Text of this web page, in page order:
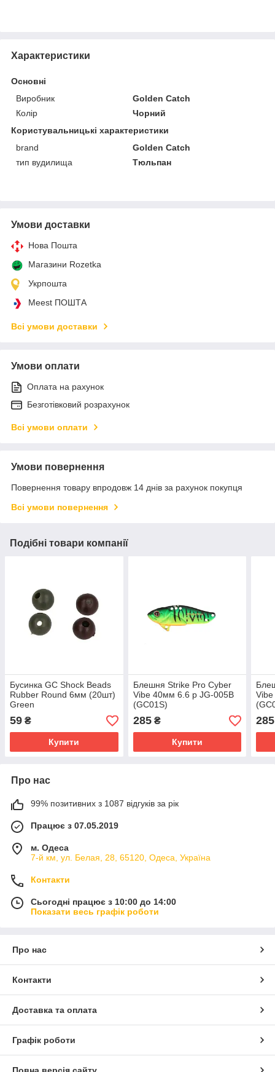
Характеристики
Основні
Виробник
Golden Catch
Колір
Чорний
Користувальницькі характеристики
brand
Golden Catch
тип вудилища
Тюльпан
Умови доставки
Нова Пошта
Магазини Rozetka
Укрпошта
Meest ПОШТА
Всі умови доставки
Умови оплати
Оплата на рахунок
Безготівковий розрахунок
Всі умови оплати
Умови повернення
Повернення товару впродовж 14 днів за рахунок покупця
Всі умови повернення
Подібні товари компанії
Бусинка GC Shock Beads
Rubber Round 6мм (20шт)
Green
59 ₴
Купити
Блешня Strike Pro Cyber
Vibe 40мм 6.6 р JG-005B
(GC01S)
285₴
Купити
285
Про нас
99% позитивних з 1087 відгуків за рік
Працює з 07.05.2019
м. Одеса
7-й км, ул. Белая, 28, 65120, Одеса, Україна
Контакти
Сьогодні працює з 10:00 до 14:00
Показати весь графік роботи
Про нас
Контакти
Доставка та оплата
Графік роботи